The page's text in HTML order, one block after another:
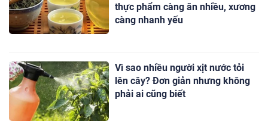
thực phẩm càng ăn nhiều, xương
càng nhanh yếu
Vì sao nhiều người xịt nước tỏi
lên cây? Đơn giản nhưng không
phải ai cũng biết